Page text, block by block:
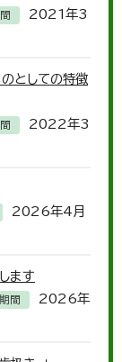
2021年3
としての特徴
2022年3
2026年4月
ます
間
2026年